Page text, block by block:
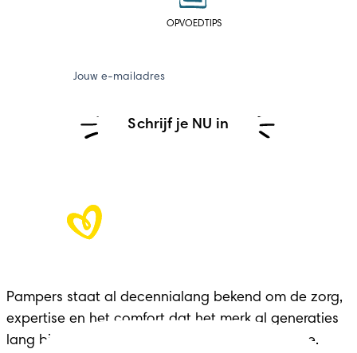
OPVOEDTIPS
Jouw e-mailadres
Schrijf je NU in
Pampers staat al decennialang bekend om de zorg,
expertise en het comfort dat het merk al generaties
lang biedt aan gezinnen in elke belangrijke fase.